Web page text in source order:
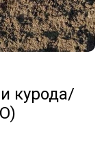
курода/